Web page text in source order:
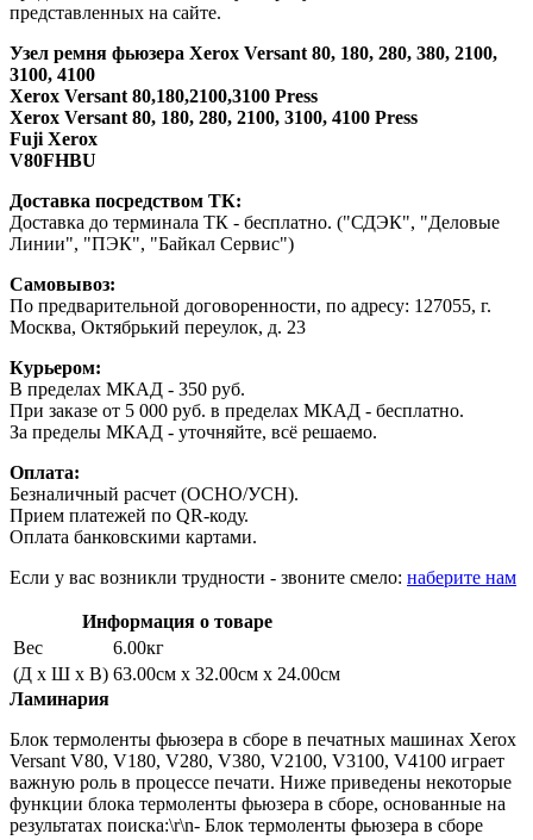
представленных на сайте.
Узел ремня фьюзера Xerox Versant 80, 180, 280, 380, 2100,
3100, 4100
Xerox Versant 80,180,2100,3100 Press
Xerox Versant 80, 180, 280, 2100, 3100, 4100 Press
Fuji Xerox
V80FHBU
Доставка посредством ТК:
Доставка до терминала ТК - бесплатно. ("СДЭК", "Деловые
Линии", "ПЭК", "Байкал Сервис")
Самовывоз:
По предварительной договоренности, по адресу: 127055, г.
Москва, Октябрький переулок, д. 23
Курьером:
В пределах МКАД - 350 руб.
При заказе от 5 000 руб. в пределах МКАД - бесплатно.
За пределы МКАД - уточняйте, всё решаемо.
Оплата:
Безналичный расчет (ОСНО/УСН).
Прием платежей по QR-коду.
Оплата банковскими картами.
Если у вас возникли трудности - звоните смело: наберите нам
Информация о товаре
Вес
6.00кг
(Д x Ш x В) 63.00см x 32.00см x 24.00см
Ламинария
Блок термоленты фьюзера в сборе в печатных машинах Xerox
Versant V80, V180, V280, V380, V2100, V3100, V4100 играет
важную роль в процессе печати. Ниже приведены некоторые
функции блока термоленты фьюзера в сборе, основанные на
результатах поиска:\r\n- Блок термоленты фьюзера в сборе